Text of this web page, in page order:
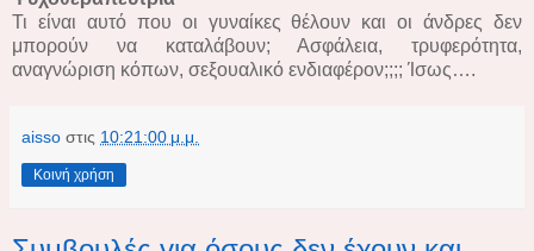
Τι είναι αυτό που οι γυναίκες θέλουν και οι άνδρες δεν
μπορούν να καταλάβουν; Ασφάλεια, τρυφερότητα,
αναγνώριση κόπων, σεξουαλικό ενδιαφέρον;;;; Ίσως….
aisso στις 10:21:00 μ.μ.
Κοινή χρήση